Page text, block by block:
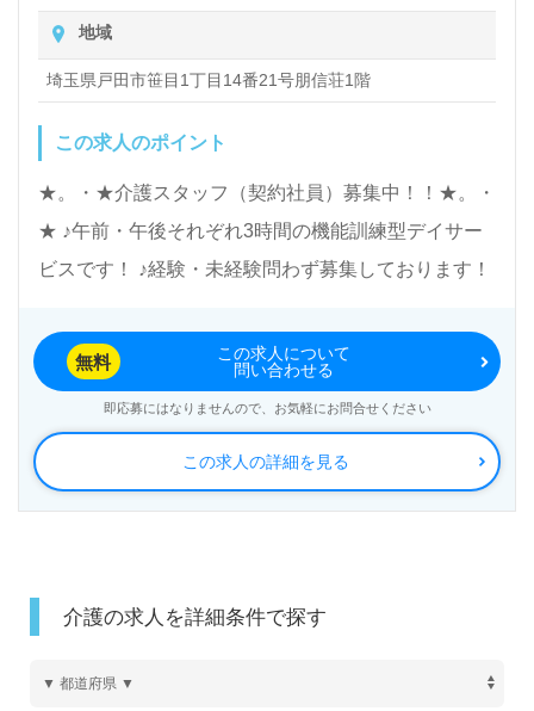
地域
埼玉県戸田市笹目1丁目14番21号朋信荘1階
この求人のポイント
★。・★介護スタッフ（契約社員）募集中！！★。・
★ ♪午前・午後それぞれ3時間の機能訓練型デイサー
ビスです！ ♪経験・未経験問わず募集しております！
この求人の詳細を見る
無料
この求人について
問い合わせる
即応募にはなりませんので、お気軽にお問合せください
介護の求人を詳細条件で探す